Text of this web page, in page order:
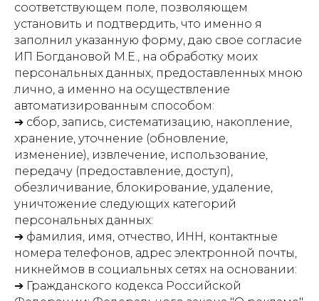
соответствующем поле, позволяющем
установить и подтвердить, что именно я
заполнил указанную форму, даю свое согласие
ИП Богдановой М.Е., на обработку моих
персональных данных, предоставленных мною
лично, а именно на осуществление
автоматизированным способом:
➔ сбор, запись, систематизацию, накопление,
хранение, уточнение (обновление,
изменение), извлечение, использование,
передачу (предоставление, доступ),
обезличивание, блокирование, удаление,
уничтожение следующих категорий
персональных данных:
➔ фамилия, имя, отчество, ИНН, контактные
номера телефонов, адрес электронной почты,
никнеймов в социальных сетях на основании:
➔ Гражданского кодекса Российской